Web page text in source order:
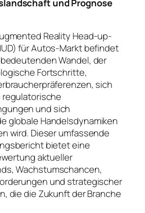
und Prognose
Reality Head-up-
für Autos-Markt befindet
Wandel, der
Fortschritte,
sich
und sich
globale Handelsdynamiken
wird. Dieser umfassende
bietet eine
aktueller
Wachstumschancen,
und strategischer
die die Zukunft der Branche